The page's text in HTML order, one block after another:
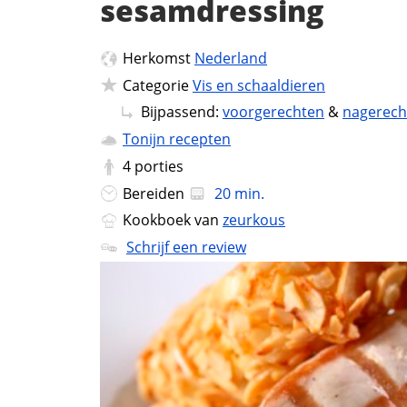
sesamdressing
Herkomst Nederland
CategorieVis en schaaldieren
Bijpassend: voorgerechten &
Tonijn recepten
4 porties
Bereiden
20 min.
Kookboek van zeurkous
Schrijf een review